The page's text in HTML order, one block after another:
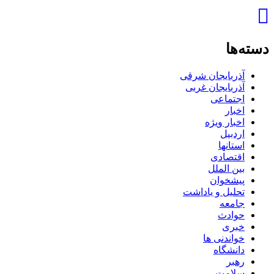
Skip
to
دسته‌ها
آذربایجان شرقی
آذربایجان غربی
اجتماعی
اخبار
اخبار ویژه
اردبیل
استانها
اقتصادی
بین الملل
پیشخوان
تحلیل و یاداشت
جامعه
حوادث
خبری
خواندنی ها
دانشگاه
رهبر